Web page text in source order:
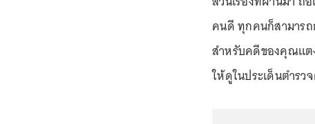
คนดี ทุกคนก็สามาร
สำหรับคดีของคุณแ
ให้ดูในประเด็นตำรว